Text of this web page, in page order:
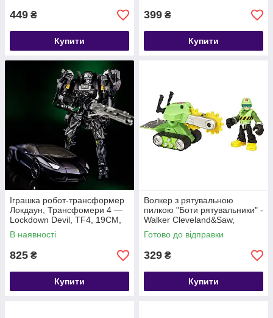
449 ₴
Купити
399 ₴
Купити
Іграшка робот-трансформер
Локдаун, Трансфомери 4 —
Lockdown Devil, TF4, 19СМ,
Deformation, KuBian
В наявності
825 ₴
Купити
Волкер з рятувальною
пилкою "Боти рятувальники" -
Walker Cleveland&Saw,
Rescue Bots, Hasbro
Готово до відправки
329 ₴
Купити